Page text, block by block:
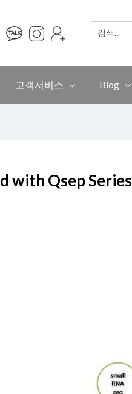
검
색
고객서비스 Blog
with Qsep Series